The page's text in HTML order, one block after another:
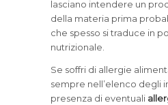
lasciano intendere un
della materia prima
che spesso si traduce in
nutrizionale.
Se soffri di allergie
sempre nell’elenco degli
presenza di eventuali